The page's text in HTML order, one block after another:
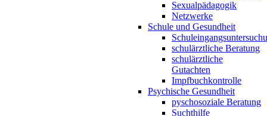
Sexualpädagogik
Netzwerke
Schule und Gesundheit
schulärztliche Beratung
schulärztliche
Gutachten
Impfbuchkontrolle
Psychische Gesundheit
pyschosoziale Beratung
Suchthilfe